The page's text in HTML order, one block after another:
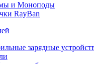
и Моноподы
RayBan
зарядные